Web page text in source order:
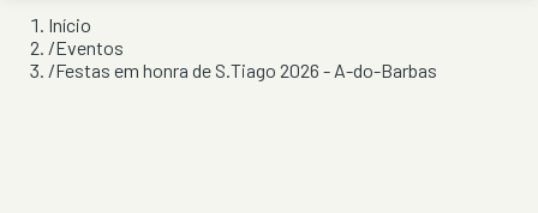
Início
/Eventos
/Festas em honra de S.Tiago 2026 - A-do-Barbas